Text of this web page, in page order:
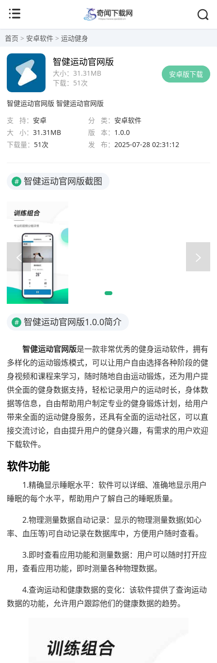
首页 > 安卓软件 > 运动健身
安卓版下载
大小： 31.31MB
下载： 51次
智健运动官网版
智健运动官网版 智健运动官网版
支 持： 安卓 分 类： 安卓软件
大 小： 31.31MB 版 本： 1.0.0
下载量： 51次 发 布： 2025-07-28 02:31:12
# 智健运动官网版截图
# 智健运动官网版1.0.0简介
智健运动官网版是一款非常优秀的健身运动软件，拥有
多样化的运动锻炼模式，可以让用户自由选择各种阶段的健
身视频和课程来学习，随时随地自由运动锻炼，还为用户提
供全面的健身数据支持，轻松记录用户的运动时长，身体数
据等信息，自由帮助用户制定专业的健身锻炼计划，给用户
带来全面的运动健身服务，还具有全面的运动社区，可以直
接交流讨论，自由提升用户的健身兴趣，有需求的用户欢迎
下载软件。
软件功能
1.精确显示睡眠水平：软件可以详细、准确地显示用户
睡眠的每个水平，帮助用户了解自己的睡眠质量。
2.物理测量数据自动记录：显示的物理测量数据(如心
率、血压等)可自动记录在数据库中，方便用户随时查看。
3.即时查看应用功能和测量数据：用户可以随时打开应
用，查看应用功能，即时测量各种物理数据。
4.查询运动和健康数据的变化：该软件提供了查询运动
数据的功能，允许用户跟踪他们的健康数据的趋势。